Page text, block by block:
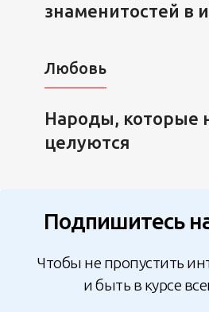
знаменитостей в
Любовь
Народы, которые
целуются
Подпишитесь
Чтобы не пропустить
и быть в курсе